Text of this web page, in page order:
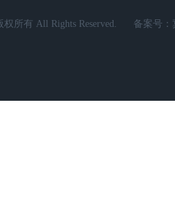
所有 All Rights Reserved. 备案号：